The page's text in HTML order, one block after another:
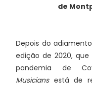
de
Depois do
edição de 2020,
pandemia de
Musicians está de